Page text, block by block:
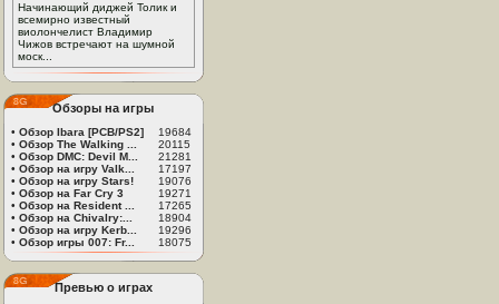
Начинающий диджей Толик и
всемирно известный
виолончелист Владимир
Чижов встречают на шумной
моск...
Обзоры на игры
• Обзор Ibara [PCB/PS2]
19684
• Обзор The Walking ...
20115
• Обзор DMC: Devil M...
21281
• Обзор на игру Valk...
17197
• Обзор на игру Stars!
19076
• Обзор на Far Cry 3
19271
• Обзор на Resident ...
17265
• Обзор на Chivalry:...
18904
• Обзор на игру Kerb...
19296
• Обзор игры 007: Fr... 18075
Превью о играх